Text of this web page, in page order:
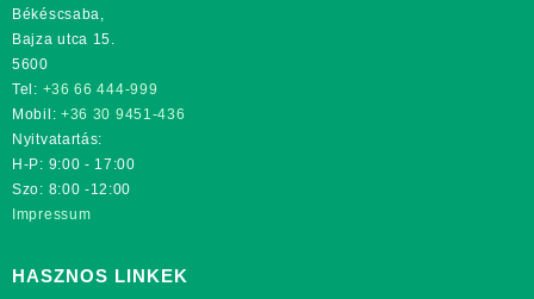
Békéscsaba,
Bajza utca 15.
5600
Tel: +36 66 444-999
Mobil: +36 30 9451-436
Nyitvatartás:
H-P: 9:00 - 17:00
Szo: 8:00 -12:00
Impressum
HASZNOS LINKEK